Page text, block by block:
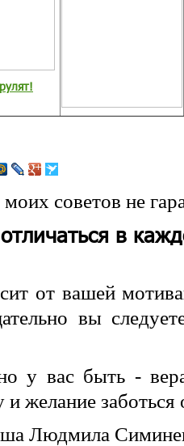
советов не
в
от вашей
вы
у вас быть -
желание заботься
Людмила